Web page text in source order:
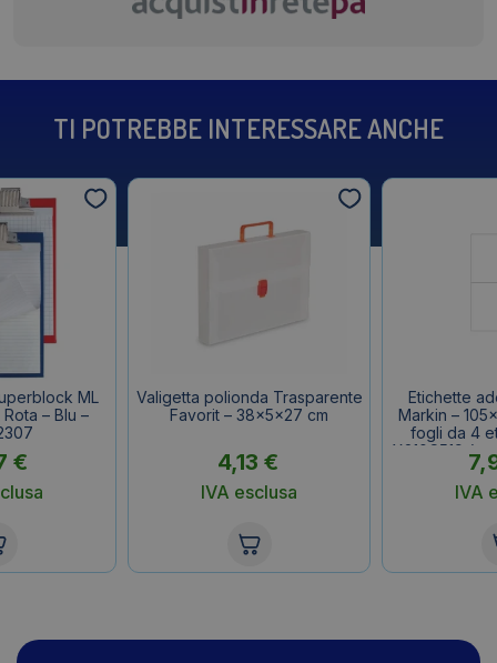
TI POTREBBE INTERESSARE ANCHE
ML
– Blu –
€
Valigetta polionda Trasparente
Favorit – 38x5x27 cm
4,13 €
IVA esclusa
Etichette
Markin –
fogli da 4
X210C519
IVA